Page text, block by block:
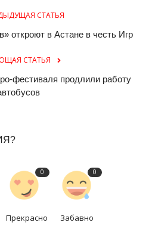
СТАТЬЯ
откроют в Астане в честь Игр
СТАТЬЯ
фестиваля продлили работу
0
Прекрасно
0
Забавно